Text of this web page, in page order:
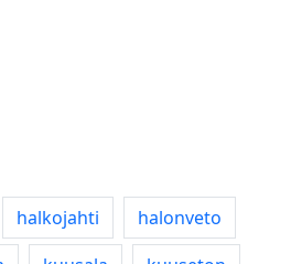
halkojahti
halonveto